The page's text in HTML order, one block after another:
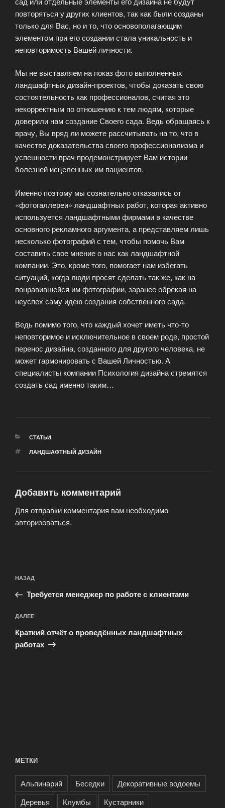
повторяться у других клиентов, так как были созданы
только для Вас, но и то, что основополагающим
элементом при его создании стала уникальность и
неповторимость Вашей личности.
Мы не выставляем на показ фото выполненных
ландшафтных дизайн-проектов, чтобы доказать свою
состоятельность как профессионалов, считая это
некорректным по отношению к тем людям, которые
доверили нам создание Своего сада. Ведь обращаясь к
врачу, Вы вряд ли можете рассчитывать на то, что в
качестве доказательства своего профессионализма и
успешности врач продемонстрирует Вам истории
болезней исцеленных им пациентов.
Именно поэтому мы сознательно отказались от
«фотогаллереи» ландшафтных работ, которая активно
используется ландшафтными фирмами в качестве
основного рекламного аргумента, а представляем лишь
несколько фотографий с тем, чтобы помочь Вам
составить свое мнение о нас как ландшафтной
компании. Это, кроме того, помогает нам избегать
ситуаций, когда люди просят сделать так же, как на
понравившейся им фотографии, заранее обрекая на
неуспех саму идею создания собственного сада.
Ведь помимо того, что каждый хочет иметь что-то
неповторимое и исключительное в своем роде, простой
перенос дизайна, созданного для другого человека, не
может гармонировать с Вашей Личностью. А
специалисты компании Психология дизайна стремятся
создать сад именно таким…
РУБРИКИ
СТАТЬИ
МЕТКИ
ЛАНДШАФТНЫЙ ДИЗАЙН
Добавить комментарий
Для отправки комментария вам необходимо
авторизоваться.
по
записям
Предыдущая
запись:
НАЗАД
Требуется менеджер по работе с клиентами
Следующая
запись
ДАЛЕЕ
Краткий отчёт о проведённых ландшафтных
работах
МЕТКИ
Альпинарий Беседки
Декоративные водоемы
Деревья
Клумбы
Кустарники